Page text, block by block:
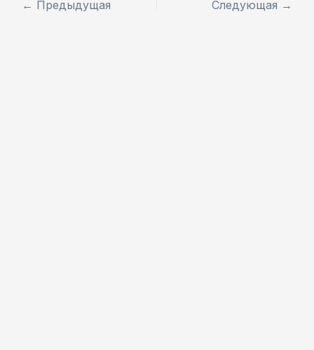
← Предыдущая Следующая →